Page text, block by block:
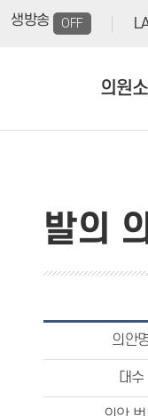
생방송 OFF
의원
발의
의안
대수